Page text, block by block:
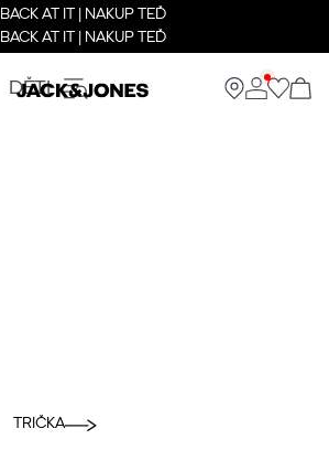
BACK AT IT | NAKUP TEĎ
BACK AT IT | NAKUP TEĎ
DĚTI
TRIČKA